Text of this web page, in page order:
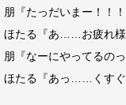
朋『たっだいまー！！
ほたる『あ……お疲れ様
朋『なーにやってる
ほたる『あっ……くす